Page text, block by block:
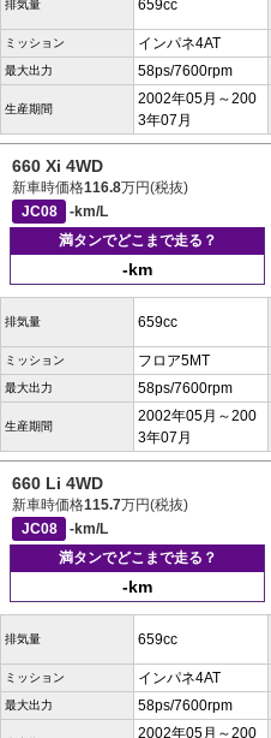
排気量 659cc
ミッション インパネ4AT
最大出力 58ps/7600rpm
生産期間
2002年05月～200
3年07月
660 Xi 4WD
新車時価格116.8万円(税抜)
JC08
-km/L
満タンでどこまで走る？
-km
排気量 659cc
ミッション フロア5MT
最大出力 58ps/7600rpm
生産期間
2002年05月～200
3年07月
660 Li 4WD
新車時価格115.7万円(税抜)
JC08
-km/L
満タンでどこまで走る？
-km
排気量 659cc
ミッション インパネ4AT
最大出力 58ps/7600rpm
2002年05月～200